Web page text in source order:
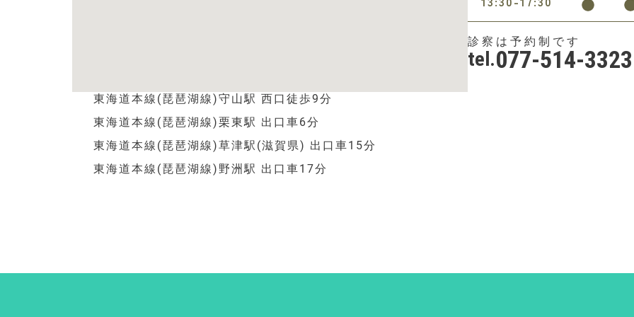
東海道本線(琵琶湖線)守山駅 西口徒歩9分
東海道本線(琵琶湖線)栗東駅 出口車6分
東海道本線(琵琶湖線)草津駅(滋賀県) 出口車15分
東海道本線(琵琶湖線)野洲駅 出口車17分
診察は予約制です
tel.077-514-3323